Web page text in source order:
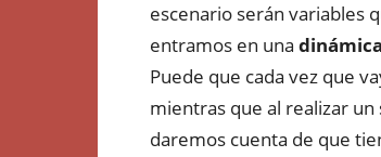
escenario serán variables
entramos en una
Puede que cada vez que
mientras que al realizar
daremos cuenta de que